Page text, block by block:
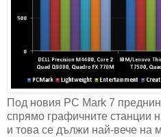
Под новия PC Mark 7
спрямо графичните станции
и това се дължи най-вече на